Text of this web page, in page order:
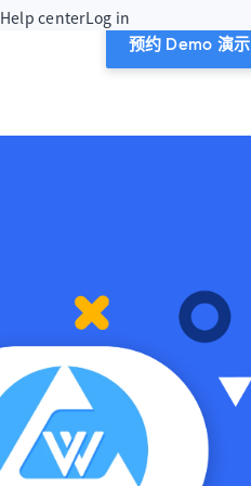
Help centerLog in
预约 Demo 演示